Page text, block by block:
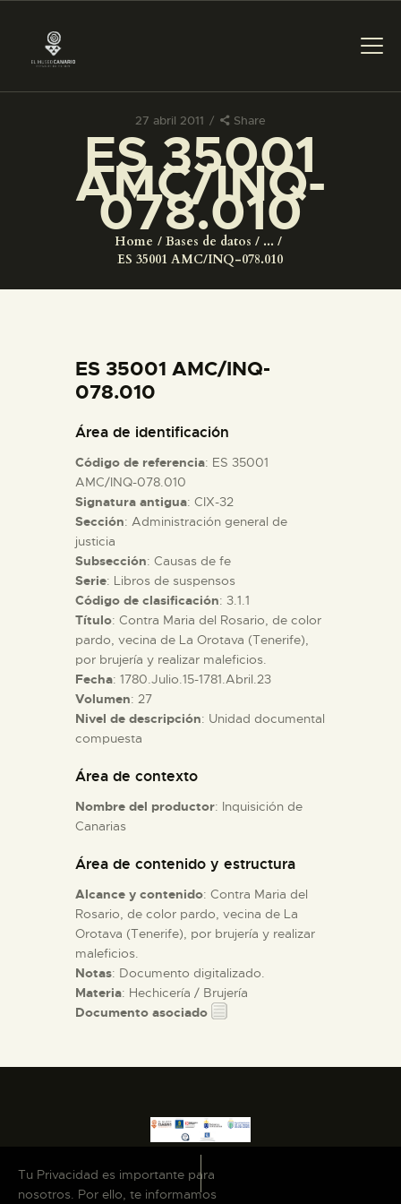
27 abril 2011 Share
ES 35001
AMC/INQ-
078.010
Home Bases de datos
...
ES 35001 AMC/INQ-078.010
PREPARAR LA VISITA
ACTIVIDADES
COLECCIONES
ESPAÑOL
PREPARAR LA VISITA
ACTIVIDADES
█
EL MUSEO
COLECCIONES
ES 35001 AMC/INQ-
078.010
Área de identificación
Código de referencia: ES 35001
AMC/INQ-078.010
Signatura antigua: CIX-32
Sección: Administración general de
justicia
Subsección: Causas de fe
Serie: Libros de suspensos
Código de clasificación: 3.1.1
Título: Contra Maria del Rosario, de color
pardo, vecina de La Orotava (Tenerife),
por brujería y realizar maleficios.
Fecha: 1780.Julio.15-1781.Abril.23
Volumen: 27
Nivel de descripción: Unidad documental
compuesta
Área de contexto
Nombre del productor: Inquisición de
Canarias
Área de contenido y estructura
Alcance y contenido: Contra Maria del
Rosario, de color pardo, vecina de La
Orotava (Tenerife), por brujería y realizar
maleficios.
Notas: Documento digitalizado.
Materia: Hechicería / Brujería
Documento asociado
Tu Privacidad es importante para
nosotros. Por ello, te informamos